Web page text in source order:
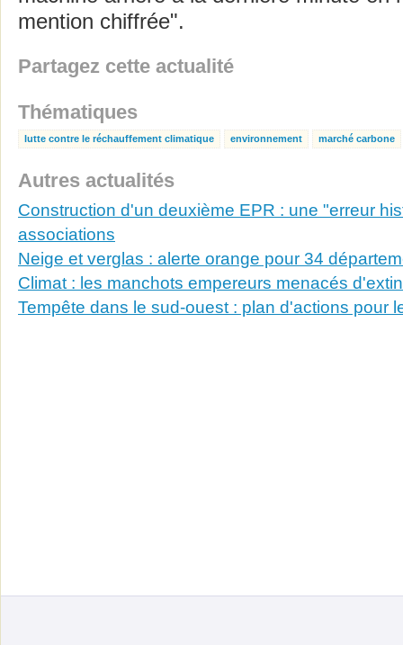
mention chiffrée".
Partagez cette actualité
Thématiques
lutte contre le réchauffement climatique environnement marché carbone
Autres actualités
Construction d'un deuxième EPR : une "erreur
associations
Neige et verglas : alerte orange pour 34
Climat : les manchots empereurs menacés
Tempête dans le sud-ouest : plan d'actions pour